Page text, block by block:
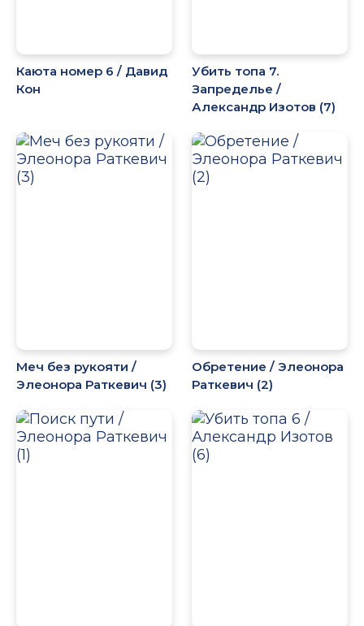
Каюта номер 6 / Давид
Кон
Убить топа 7.
Запределье /
Александр Изотов (7)
Меч без рукояти /
Элеонора Раткевич (3)
Обретение / Элеонора
Раткевич (2)